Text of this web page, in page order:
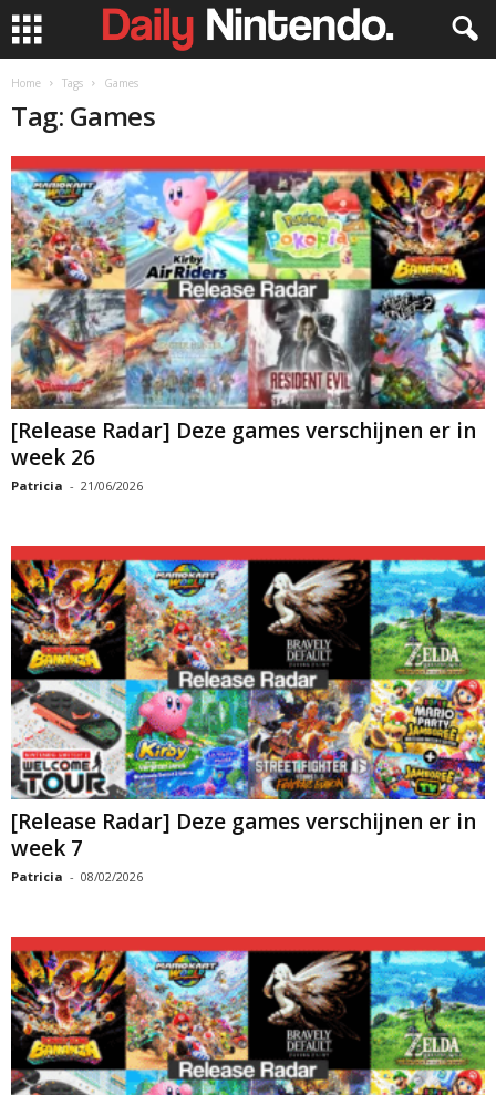
Home Tags Games
Tag: Games
[Release Radar] Deze games verschijnen er in
week 26
Patricia - 21/06/2026
[Release Radar] Deze games verschijnen er in
week 7
Patricia - 08/02/2026